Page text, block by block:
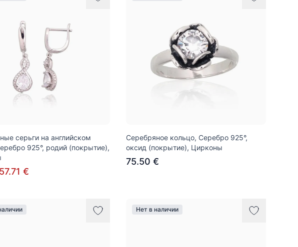
серьги на английском
925°, родий (покрытие),
57.71 €
Серебряное кольцо, Серебро 925°,
оксид (покрытие), Цирконы
75.50 €
Нет в наличии